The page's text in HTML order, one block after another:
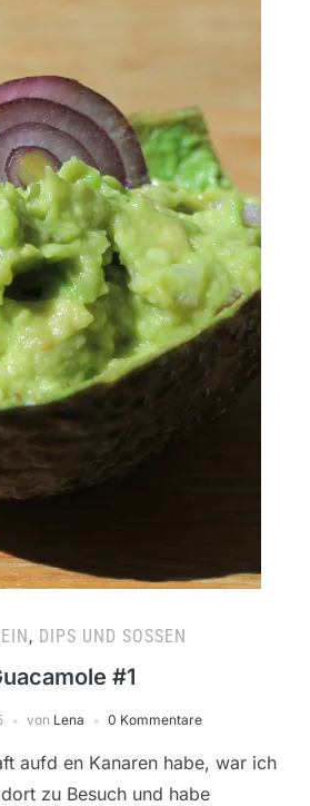
, DIPS UND SOSSEN
#1
von Lena 0 Kommentare
aufd en Kanaren habe, war ich
zu Besuch und habe